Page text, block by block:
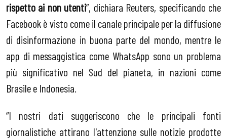
rispetto ai non utenti”, dichiara Reuters, specificando che
Facebook è visto come il canale principale per la diffusione
di disinformazione in buona parte del mondo, mentre le
app di messaggistica come WhatsApp sono un problema
più significativo nel Sud del pianeta, in nazioni come
Brasile e Indonesia.
“I nostri dati suggeriscono che le principali fonti
giornalistiche attirano l'attenzione sulle notizie prodotte